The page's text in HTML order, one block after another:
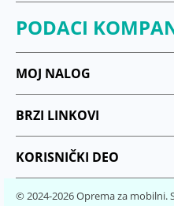
PODACI
MOJ NALOG
BRZI LINKOVI
KORISNIČKI DEO
© 2024-2026 Oprema za mobilni.